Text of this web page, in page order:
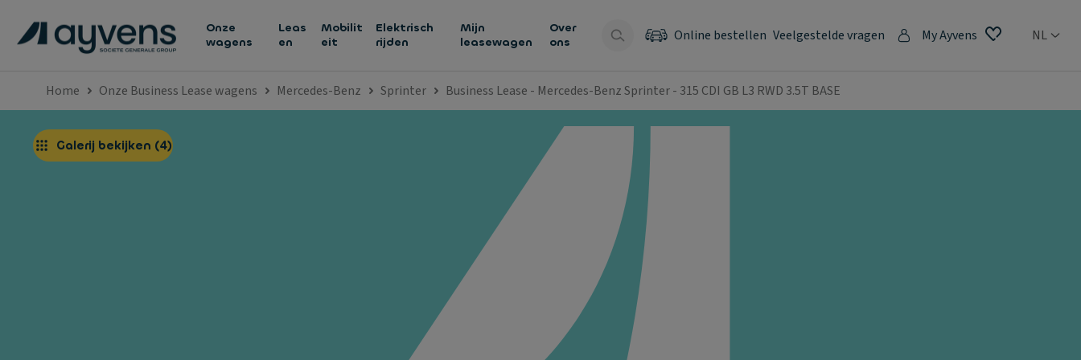
Onze
wagens
Leas
en
Mobilit
eit
Elektrisch
rijden
Mijn
leasewagen
Over
ons
Online bestellen Veelgestelde vragen My Ayvens NL
Home Onze Business Lease wagens Mercedes-Benz Sprinter Business Lease - Mercedes-Benz Sprinter - 315 CDI GB L3 RWD 3.5T BASE
Galerij bekijken (4)